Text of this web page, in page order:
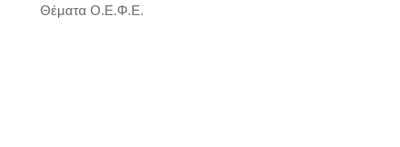
Θέματα Ο.Ε.Φ.Ε.